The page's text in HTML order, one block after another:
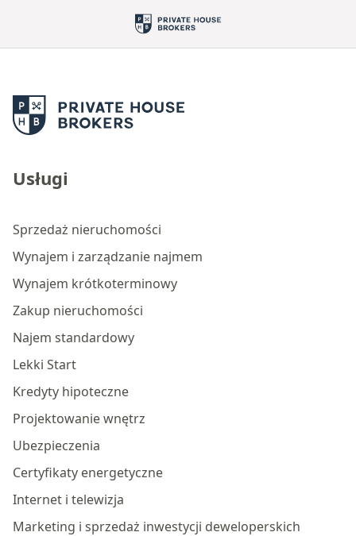
Usługi
Sprzedaż nieruchomości
Wynajem i zarządzanie najmem
Wynajem krótkoterminowy
Zakup nieruchomości
Najem standardowy
Lekki Start
Kredyty hipoteczne
Projektowanie wnętrz
Ubezpieczenia
Certyfikaty energetyczne
Internet i telewizja
Marketing i sprzedaż inwestycji deweloperskich